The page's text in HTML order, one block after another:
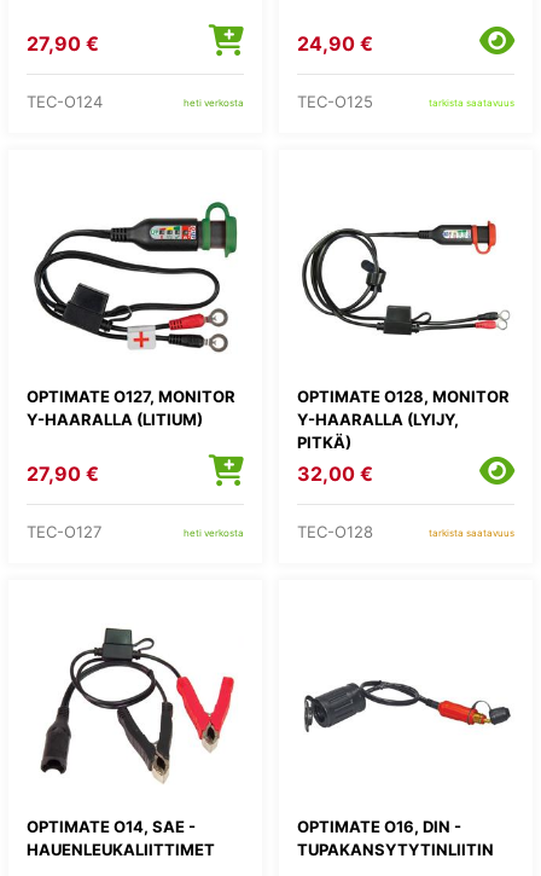
27,90 €
TEC-O124 heti verkosta
24,90 €
TEC-O125 tarkista saatavuus
OPTIMATE O127, MONITOR
Y-HAARALLA (LITIUM)
27,90 €
TEC-O127 heti verkosta
OPTIMATE O128, MONITOR
Y-HAARALLA (LYIJY,
PITKÄ)
32,00 €
TEC-O128 tarkista saatavuus
OPTIMATE O14, SAE -
HAUENLEUKALIITTIMET
OPTIMATE O16, DIN -
TUPAKANSYTYTINLIITIN